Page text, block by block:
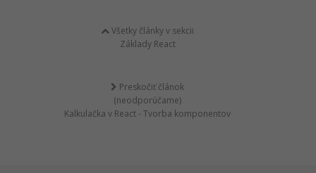
Všetky články v sekcii
Základy React
Preskočiť článok
(neodporúčame)
Kalkulačka v React - Tvorba komponentov